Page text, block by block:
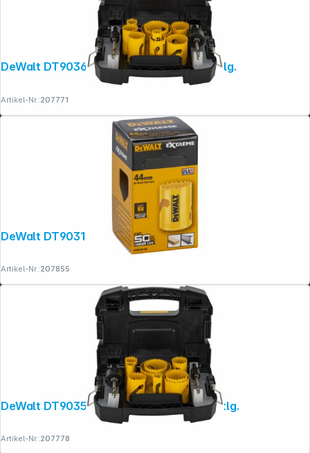
DeWalt DT90361-QZ Lochsägen-Set 13-tlg.
Artikel-Nr.:207771
DeWalt DT90315-QZ Lochsäge 44mm
Artikel-Nr.:207855
DeWalt DT90350-QZ Lochsägen-Set 13-tlg.
Artikel-Nr.:207778